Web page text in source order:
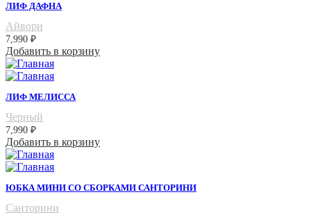
ЛИФ ДАФНА
Айвори
7,990 ₽
Добавить в корзину
ЛИФ МЕЛИССА
Черный
7,990 ₽
Добавить в корзину
ЮБКА МИНИ СО СБОРКАМИ САНТОРИНИ
Санторини